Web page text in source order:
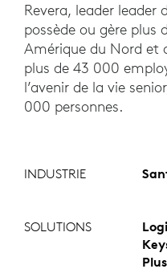
Revera, leader leader
possède ou gère plus
Amérique du Nord et
plus de 43 000
l’avenir de la vie
000 personnes.
INDUSTRIE
SOLUTIONS